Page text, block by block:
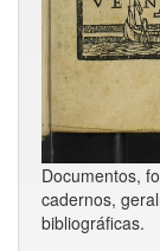
Documentos,
cadernos,
bibli­ográficas.